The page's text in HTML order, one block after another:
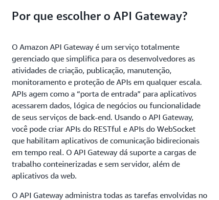
Por que escolher o API Gateway?
O Amazon API Gateway é um serviço totalmente
gerenciado que simplifica para os desenvolvedores as
atividades de criação, publicação, manutenção,
monitoramento e proteção de APIs em qualquer escala.
APIs agem como a “porta de entrada” para aplicativos
acessarem dados, lógica de negócios ou funcionalidade
de seus serviços de back-end. Usando o API Gateway,
você pode criar APIs do RESTful e APIs do WebSocket
que habilitam aplicativos de comunicação bidirecionais
em tempo real. O API Gateway dá suporte a cargas de
trabalho conteinerizadas e sem servidor, além de
aplicativos da web.
O API Gateway administra todas as tarefas envolvidas no